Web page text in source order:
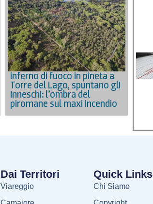
Inferno di fuoco in pineta a
Torre del Lago, spuntano gli
inneschi: l’ombra del
piromane sul maxi incendio
Dai Territori
Viareggio
Quick Links
Chi Siamo